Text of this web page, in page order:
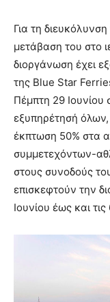
Για τη
μετάβαση του στο
διοργάνωση έχει
της Blue Star
Πέμπτη 29 Ιουνίου
εξυπηρέτησή
έκπτωση 50% στα
συμμετεχόντων-
στους συνοδούς
επισκεφτούν την
Ιουνίου έως και τις